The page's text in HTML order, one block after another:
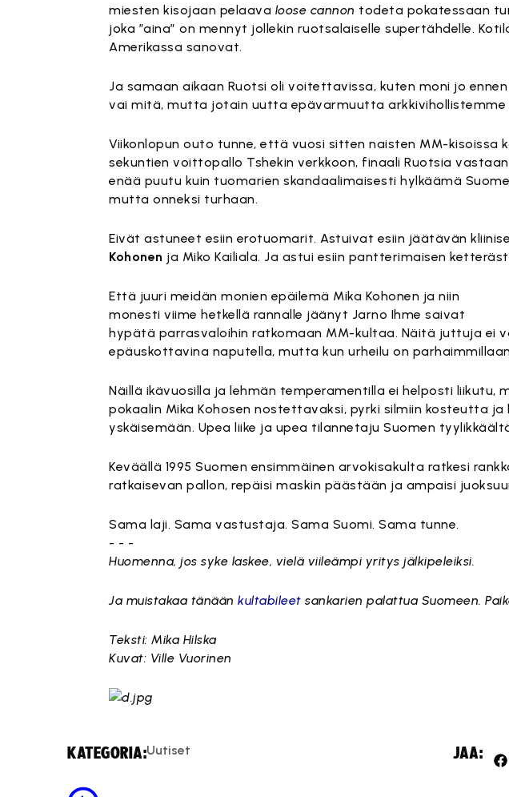
miesten kisojaan pelaava loose cannon todeta pokatessaan
joka ”aina” on mennyt jollekin ruotsalaiselle supertähdelle.
Amerikassa sanovat.
Ja samaan aikaan Ruotsi oli voitettavissa, kuten moni jo
vai mitä, mutta jotain uutta epävarmuutta arkkivihollistemme
Viikonlopun outo tunne, että vuosi sitten naisten MM-kisoissa
sekuntien voittopallo Tshekin verkkoon, finaali Ruotsia
enää puutu kuin tuomarien skandaalimaisesti hylkäämä
mutta onneksi turhaan.
Eivät astuneet esiin erotuomarit. Astuivat esiin jäätävän
Kohonen ja Miko Kailiala. Ja astui esiin pantterimaisen
Että juuri meidän monien epäilemä Mika Kohonen ja niin
monesti viime hetkellä rannalle jäänyt Jarno Ihme saivat
hypätä parrasvaloihin ratkomaan MM-kultaa. Näitä juttuja ei
epäuskottavina naputella, mutta kun urheilu on
Näillä ikävuosilla ja lehmän temperamentilla ei helposti liikutu,
pokaalin Mika Kohosen nostettavaksi, pyrki silmiin kosteutta
yskäisemään. Upea liike ja upea tilannetaju Suomen
Keväällä 1995 Suomen ensimmäinen arvokisakulta ratkesi
ratkaisevan pallon, repäisi maskin päästään ja ampaisi
Sama laji. Sama vastustaja. Sama Suomi. Sama tunne.
- - -
Huomenna, jos syke laskee, vielä viileämpi yritys jälkipeleiksi.
Ja muistakaa tänäänkultabileet sankarien palattua Suomeen.
Teksti: Mika Hilska
Kuvat: Ville Vuorinen
KATEGORIA:Uutiset JAA: